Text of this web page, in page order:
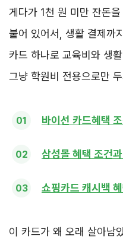
게다가 1천 원 미만 잔돈
붙어 있어서, 생활 결제까
카드 하나로 교육비와 생
그냥 학원비 전용으로만
바이선 카드혜택
삼성몰 혜택 조건
쇼핑카드 캐시백
이 카드가 왜 오래 살아남